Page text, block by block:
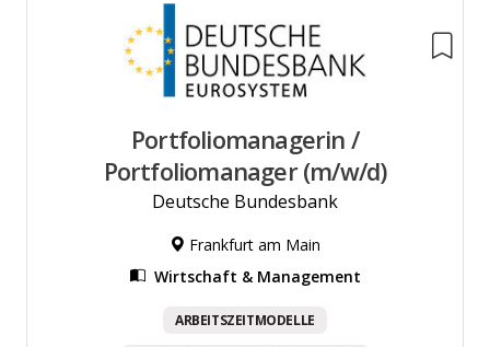
Portfoliomanagerin /
Portfoliomanager (m/w/d)
Deutsche Bundesbank
Frankfurt am Main
Wirtschaft & Management
ARBEITSZEITMODELLE